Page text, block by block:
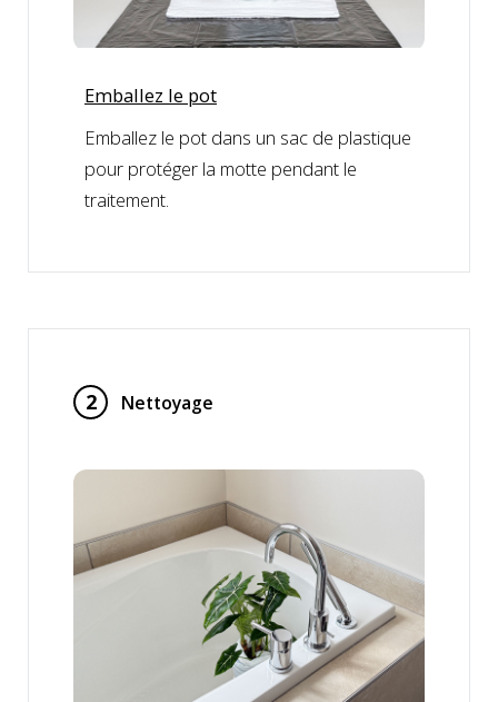
Emballez le pot
Emballez le pot dans un sac de plastique
pour protéger la motte pendant le
traitement.
2 Nettoyage